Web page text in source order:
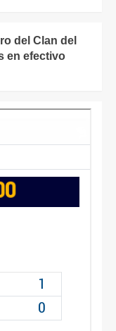
del Clan del
en efectivo